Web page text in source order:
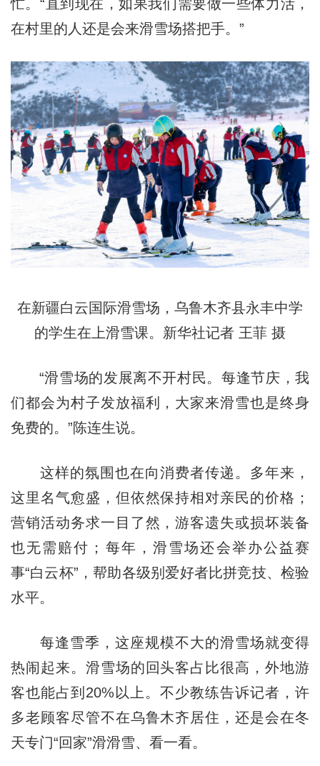
忙。“直到现在，如果我们需要做一些体力活，
在村里的人还是会来滑雪场搭把手。”
在新疆白云国际滑雪场，乌鲁木齐县永丰中学
的学生在上滑雪课。新华社记者 王菲 摄
“滑雪场的发展离不开村民。每逢节庆，我
们都会为村子发放福利，大家来滑雪也是终身
免费的。”陈连生说。
这样的氛围也在向消费者传递。多年来，
这里名气愈盛，但依然保持相对亲民的价格；
营销活动务求一目了然，游客遗失或损坏装备
也无需赔付；每年，滑雪场还会举办公益赛
事“白云杯”，帮助各级别爱好者比拼竞技、检验
水平。
每逢雪季，这座规模不大的滑雪场就变得
热闹起来。滑雪场的回头客占比很高，外地游
客也能占到20%以上。不少教练告诉记者，许
多老顾客尽管不在乌鲁木齐居住，还是会在冬
天专门“回家”滑滑雪、看一看。